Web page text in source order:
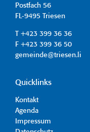
Postfach 56
FL-9495 Triesen
T +423 399 36 36
F +423 399 36 50
gemeinde@triesen.li
Quicklinks
Kontakt
Agenda
Impressum